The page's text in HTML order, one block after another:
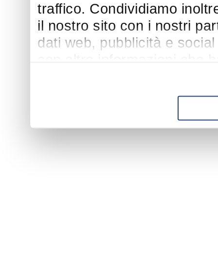
traffico. Condividiamo
il nostro sito con i nostri
dati web, pubblicità e